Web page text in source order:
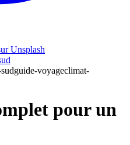
Unsplash
guide-voyageclimat-
pour un